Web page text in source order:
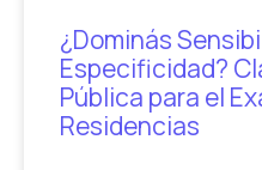
¿Dominás
Especificidad?
Pública para el
Residencias